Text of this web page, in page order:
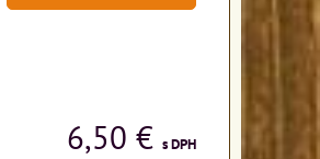
6,50 € s DPH